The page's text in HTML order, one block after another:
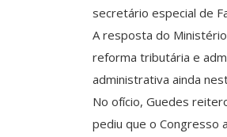
secretário especial de
A resposta do
reforma tributária e
administrativa ainda
No ofício, Guedes
pediu que o Congresso